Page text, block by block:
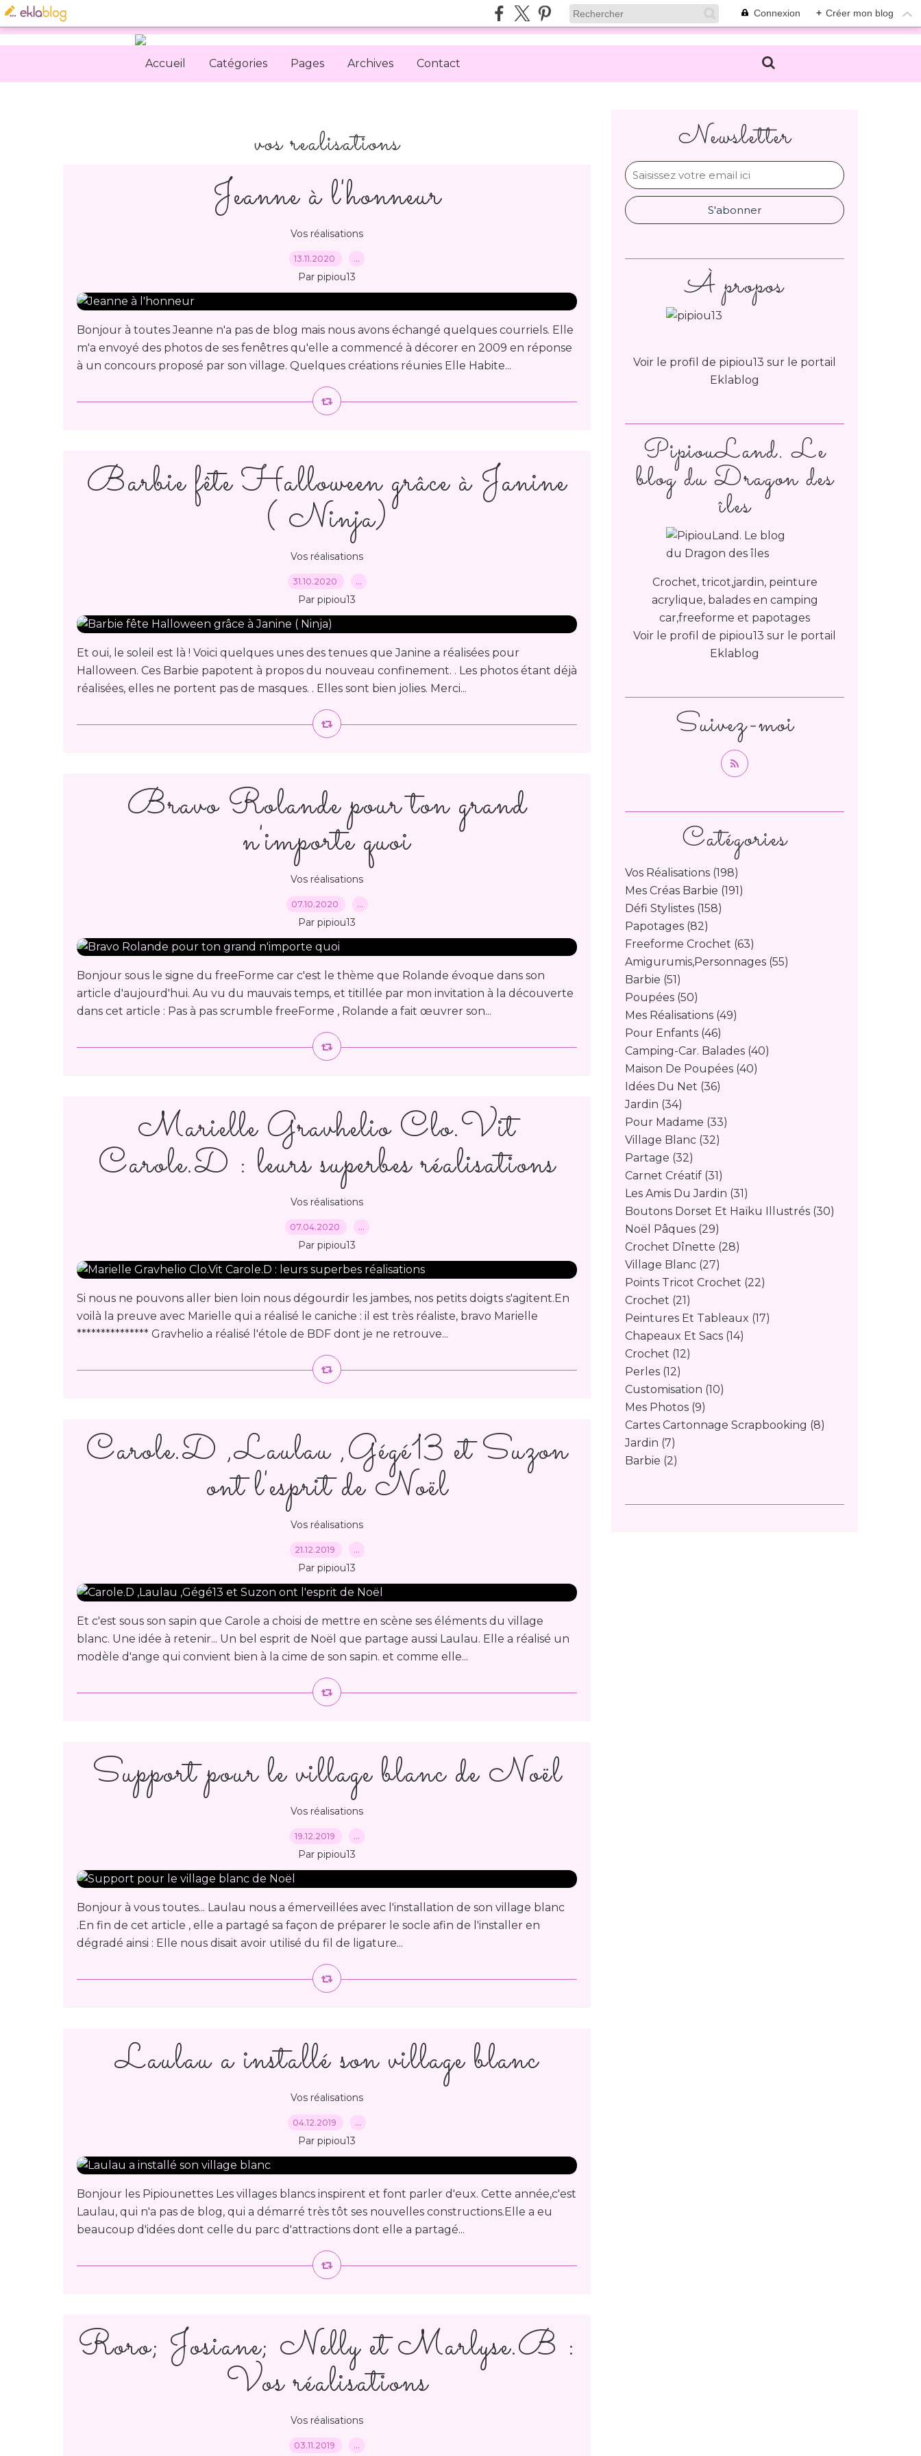
Connexion + Créer mon blog
Accueil Catégories Pages Archives Contact
vos realisations
Jeanne à l'honneur
Vos réalisations
13.11.2020 …
Par pipiou13
Bonjour à toutes Jeanne n'a pas de blog mais nous avons échangé quelques courriels. Elle
m'a envoyé des photos de ses fenêtres qu'elle a commencé à décorer en 2009 en réponse
à un concours proposé par son village. Quelques créations réunies Elle Habite...
Barbie fête Halloween grâce à Janine
( Ninja)
Vos réalisations
31.10.2020 …
Par pipiou13
Et oui, le soleil est là ! Voici quelques unes des tenues que Janine a réalisées pour
Halloween. Ces Barbie papotent à propos du nouveau confinement. . Les photos étant déjà
réalisées, elles ne portent pas de masques. . Elles sont bien jolies. Merci...
Bravo Rolande pour ton grand
n'importe quoi
Vos réalisations
07.10.2020 …
Par pipiou13
Bonjour sous le signe du freeForme car c'est le thème que Rolande évoque dans son
article d'aujourd'hui. Au vu du mauvais temps, et titillée par mon invitation à la découverte
dans cet article : Pas à pas scrumble freeForme , Rolande a fait œuvrer son...
Marielle Gravhelio Clo.Vit
Carole.D : leurs superbes réalisations
Vos réalisations
07.04.2020 …
Par pipiou13
Si nous ne pouvons aller bien loin nous dégourdir les jambes, nos petits doigts s'agitent.En
voilà la preuve avec Marielle qui a réalisé le caniche : il est très réaliste, bravo Marielle
*************** Gravhelio a réalisé l'étole de BDF dont je ne retrouve...
Carole.D ,Laulau ,Gégé13 et Suzon
ont l'esprit de Noël
Vos réalisations
21.12.2019 …
Par pipiou13
Et c'est sous son sapin que Carole a choisi de mettre en scène ses éléments du village
blanc. Une idée à retenir... Un bel esprit de Noël que partage aussi Laulau. Elle a réalisé un
modèle d'ange qui convient bien à la cime de son sapin. et comme elle...
Support pour le village blanc de Noël
Vos réalisations
19.12.2019 …
Par pipiou13
Bonjour à vous toutes... Laulau nous a émerveillées avec l'installation de son village blanc
.En fin de cet article , elle a partagé sa façon de préparer le socle afin de l'installer en
dégradé ainsi : Elle nous disait avoir utilisé du fil de ligature...
Laulau a installé son village blanc
Vos réalisations
04.12.2019 …
Par pipiou13
Bonjour les Pipiounettes Les villages blancs inspirent et font parler d'eux. Cette année,c'est
Laulau, qui n'a pas de blog, qui a démarré très tôt ses nouvelles constructions.Elle a eu
beaucoup d'idées dont celle du parc d'attractions dont elle a partagé...
Roro; Josiane; Nelly et Marlyse.B :
Vos réalisations
Vos réalisations
03.11.2019 …
Newsletter
Catégories
Vos Réalisations (198)
Mes Créas Barbie (191)
Défi Stylistes (158)
Papotages (82)
Freeforme Crochet (63)
Amigurumis,personnages (55)
Barbie (51)
Poupées (50)
Mes Réalisations (49)
Pour Enfants (46)
Camping-Car. Balades (40)
Maison De Poupées (40)
Idées Du Net (36)
Jardin (34)
Pour Madame (33)
Village Blanc (32)
Partage (32)
Carnet Créatif (31)
Les Amis Du Jardin (31)
Boutons Dorset Et Haïku Illustrés (30)
Noël Pâques (29)
Crochet Dînette (28)
Village Blanc (27)
Points Tricot Crochet (22)
Crochet (21)
Peintures Et Tableaux (17)
Chapeaux Et Sacs (14)
Crochet (12)
Perles (12)
Customisation (10)
Mes Photos (9)
Cartes Cartonnage Scrapbooking (8)
Jardin (7)
Barbie (2)
PipiouLand. Le
blog du Dragon des
îles
Crochet, tricot,jardin, peinture
acrylique, balades en camping
car,freeforme et papotages
Voir le profil de pipiou13 sur le portail
Eklablog
Suivez-moi
À propos
Voir le profil de pipiou13 sur le portail
Eklablog